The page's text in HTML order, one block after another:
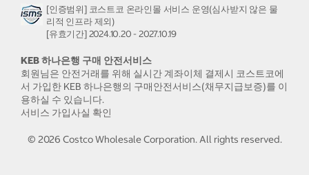
[인증범위] 코스트코 온라인몰 서비스 운영(심사받지 않은 물
리적 인프라 제외)
[유효기간] 2024.10.20 - 2027.10.19
KEB 하나은행 구매 안전서비스
회원님은 안전거래를 위해 실시간 계좌이체 결제시 코스트코에
서 가입한 KEB 하나은행의 구매안전서비스(채무지급보증)를 이
용하실 수 있습니다.
서비스 가입사실 확인
© 2026 Costco Wholesale Corporation.All rights reserved.